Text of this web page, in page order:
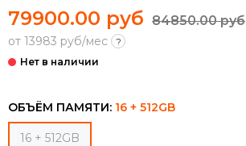
79900.00 руб 84850.00 руб
от 13983 руб/мес ?
ОБЪЁМ ПАМЯТИ: 16 + 512GB
16 + 512GB